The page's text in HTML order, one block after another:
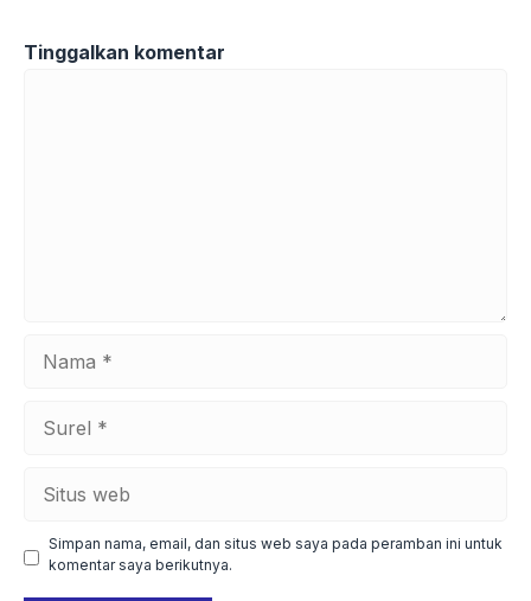
Tinggalkan komentar
web
Simpan nama, email, dan situs web saya pada peramban ini untuk
komentar saya berikutnya.